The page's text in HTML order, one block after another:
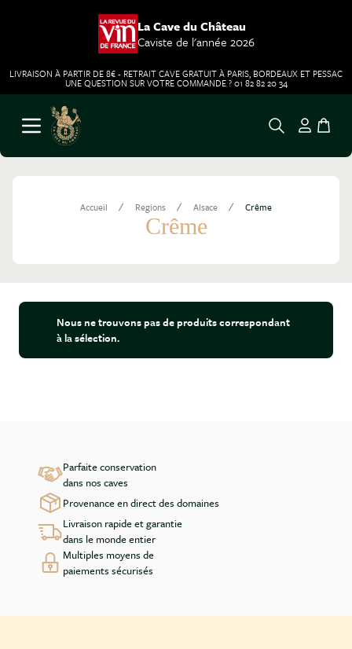
La Cave du Château
Caviste de l'année 2026
LIVRAISON À PARTIR DE 8€ - RETRAIT CAVE GRATUIT À PARIS, BORDEAUX ET PESSAC
UNE QUESTION SUR VOTRE COMMANDE ? 01 82 82 20 34
Aller au contenu
Ouvrir le menu
Accueil / Regions / Alsace / Crême
Crême
Nous ne trouvons pas de produits correspondant
à la sélection.
Parfaite conservation
dans nos caves
Provenance en direct des domaines
Livraison rapide et garantie
dans le monde entier
Multiples moyens de
paiements sécurisés